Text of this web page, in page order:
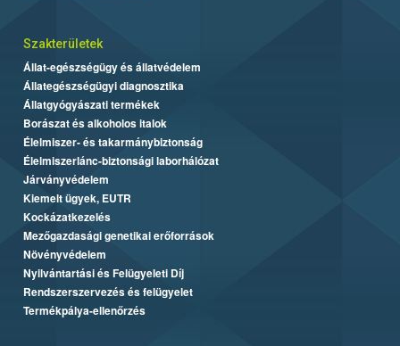
Szakterületek
Állat-egészségügy és állatvédelem
Állategészségügyi diagnosztika
Állatgyógyászati termékek
Borászat és alkoholos italok
Élelmiszer- és takarmánybiztonság
Élelmiszerlánc-biztonsági laborhálózat
Járványvédelem
Kiemelt ügyek, EUTR
Kockázatkezelés
Mezőgazdasági genetikai erőforrások
Növényvédelem
Nyilvántartási és Felügyeleti Díj
Rendszerszervezés és felügyelet
Termékpálya-ellenőrzés